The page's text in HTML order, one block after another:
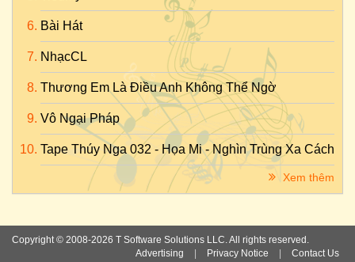
Bài Hát
NhạcCL
Thương Em Là Điều Anh Không Thể Ngờ
Vô Ngại Pháp
Tape Thúy Nga 032 - Họa Mi - Nghìn Trùng Xa Cách
Xem thêm
Copyright © 2008-2026 T Software Solutions LLC. All rights reserved.
Advertising
Privacy Notice Contact Us